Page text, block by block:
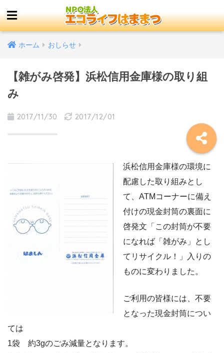
ホーム おしらせ
【雑がみ啓発】浜松信用金庫様の取り組
み
2017/11/30 2017/12/01
浜松信用金庫様の環境に
配慮した取り組みとし
て、ATMコーナーに備え
付けの現金封筒の裏面に
啓発文「この封筒が不要
になれば「雑がみ」とし
てリサイクル！」入りの
ものに変わりました。
ご利用の皆様には、不要
となった現金封筒につい
ては
1袋 約3gのごみ減量となります。